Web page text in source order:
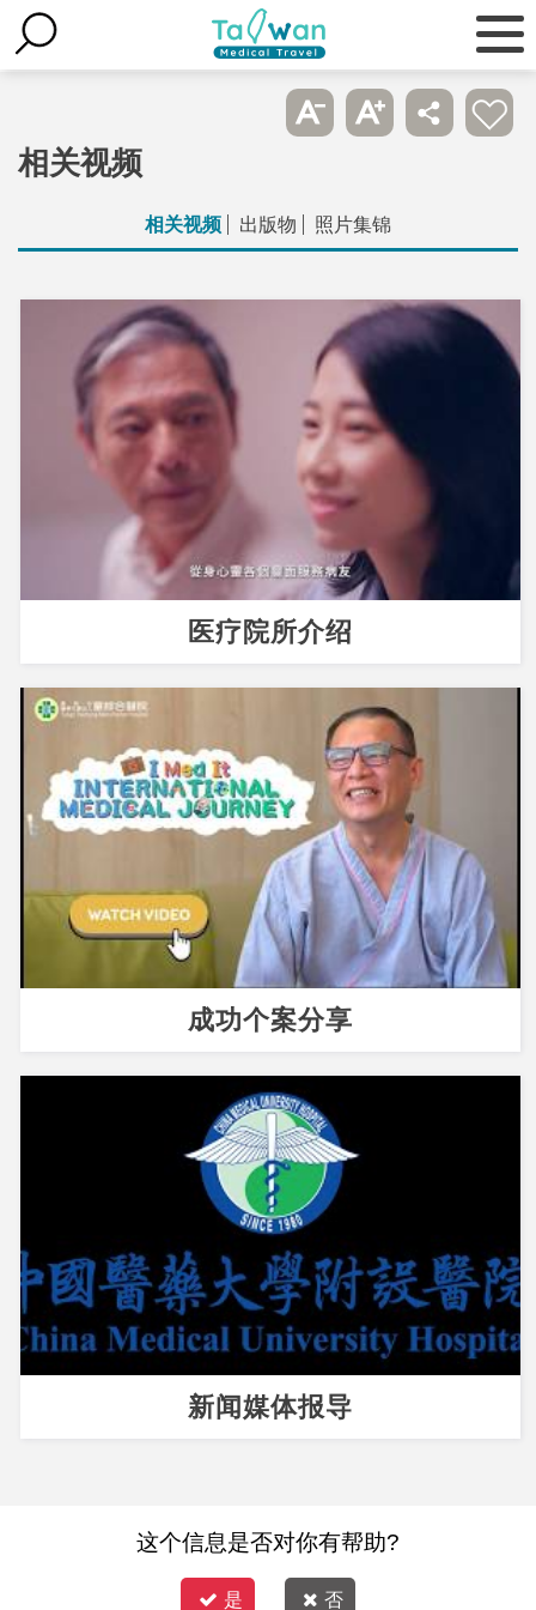
相关视频
相关视频 出版物 照片集锦
医疗院所介绍
成功个案分享
新闻媒体报导
这个信息是否对你有帮助?
是 否